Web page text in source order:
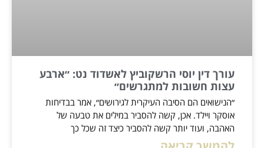
עורך דין יוסי הרשקוביץ לאשדוד נט: ״ארבע
עצות חשובות למתגרשים״
״הנישואים הם הסיבה העיקרית לגירושים״, אמר בבדיחות
אוסקר ויילד. אכן, קשה להסביר במילים את טבעה של
האהבה, ועוד יותר קשה להסביר כיצד זה שכל כך